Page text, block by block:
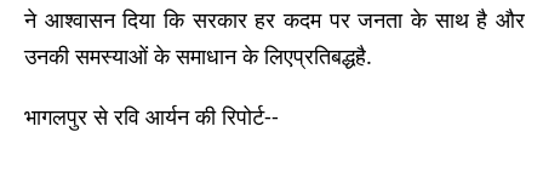
ने आश्वासन दिया कि सरकार हर कदम पर जनता के साथ है और
उनकी समस्याओं के समाधान के लिएप्रतिबद्धहै.
भागलपुर से रवि आर्यन की रिपोर्ट--